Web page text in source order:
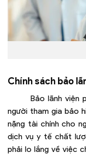
Chính sách bảo
Bảo lãnh viện
người tham gia bảo
nặng tài chính cho
dịch vụ y tế chất
phải lo lắng về việc